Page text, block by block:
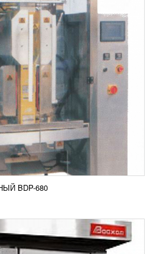
BDP-680
РОТАЦИОННАЯ
99М-01
ротационная Муссон-ротор
ротор» модель 99М-01
для выпечки хлебобулочных и
Добавить в сравнение